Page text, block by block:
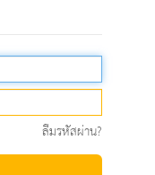
ลืมรหัสผ่าน?